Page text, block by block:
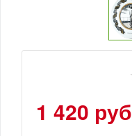
1 420 руб